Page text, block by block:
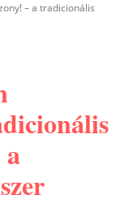
– a tradicionális